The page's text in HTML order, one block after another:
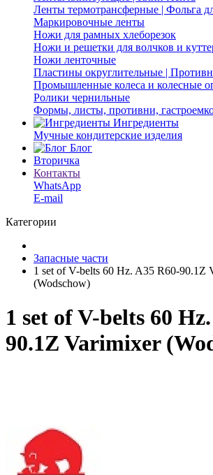
Ленты термотрансферные | Фольга
Маркировочные ленты
Ножи для рамных хлеборезок
Ножи и решетки для волчков и
Ножи ленточные
Пластины округлительные |
Промышленные колеса и колесные
Ролики чернильные
Формы, листы, противни,
Ингредиенты
Мучные кондитерские изделия
Блог
Вторичка
Контакты
WhatsApp
E-mail
Категории
Запасные части
1 set of V-belts 60 Hz. A35 R60-90.1Z
(Wodschow)
1 set of V-belts 60
90.1Z Varimixer